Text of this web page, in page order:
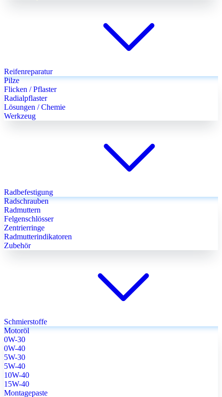
Reifenreparatur
Pilze
Flicken / Pflaster
Radialpflaster
Lösungen / Chemie
Werkzeug
Radbefestigung
Radschrauben
Radmuttern
Felgenschlösser
Zentrierringe
Radmutterindikatoren
Zubehör
Schmierstoffe
Motoröl
0W-30
0W-40
5W-30
5W-40
10W-40
15W-40
Montagepaste